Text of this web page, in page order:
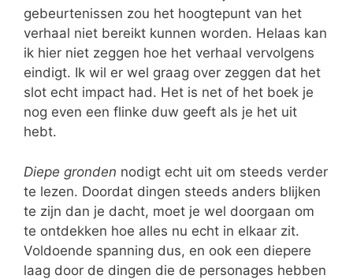
gebeurtenissen zou het hoogtepunt van het
verhaal niet bereikt kunnen worden. Helaas kan
ik hier niet zeggen hoe het verhaal vervolgens
eindigt. Ik wil er wel graag over zeggen dat het
slot echt impact had. Het is net of het boek je
nog even een flinke duw geeft als je het uit
hebt.
Diepe gronden nodigt echt uit om steeds verder
te lezen. Doordat dingen steeds anders blijken
te zijn dan je dacht, moet je wel doorgaan om
te ontdekken hoe alles nu echt in elkaar zit.
Voldoende spanning dus, en ook een diepere
laag door de dingen die de personages hebben